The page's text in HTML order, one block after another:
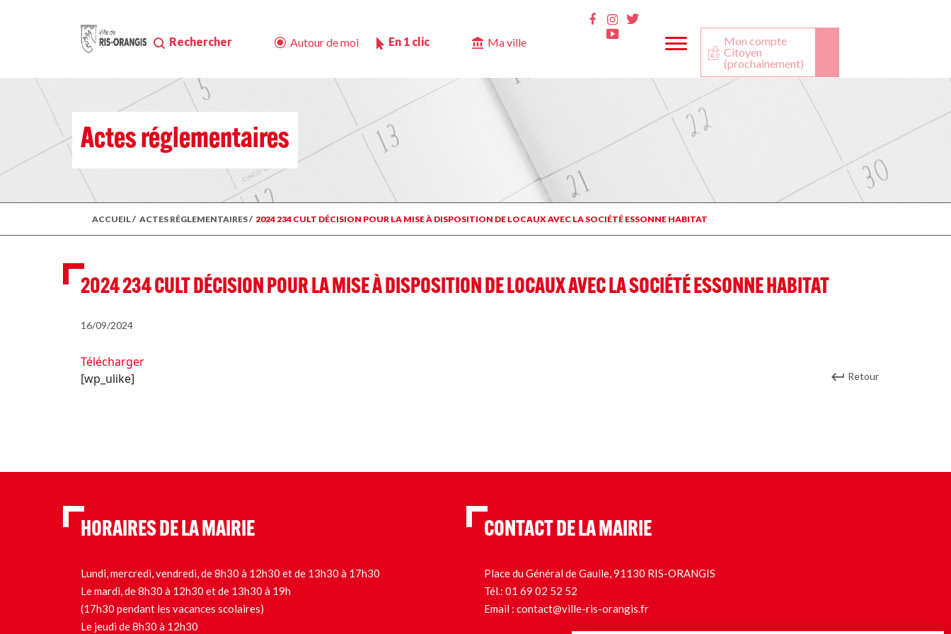
Rechercher Autour de moi En 1 clic Ma ville
Facebook
InstaTwitter
Youtube
Mon compte
Citoyen
(prochainement)
Actes réglementaires
ACCUEIL/ ACTES RÉGLEMENTAIRES/ 2024 234 CULT DÉCISION POUR LA MISE À DISPOSITION DE LOCAUX AVEC LA SOCIÉTÉ ESSONNE HABITAT
2024 234 CULT DÉCISION POUR LA MISE À DISPOSITION DE LOCAUX AVEC LA SOCIÉTÉ ESSONNE HABITAT
16/09/2024
Télécharger
[wp_ulike]
Retour
HORAIRES DE LA MAIRIE
Lundi, mercredi, vendredi, de 8h30 à 12h30 et de 13h30 à 17h30
Le mardi, de 8h30 à 12h30 et de 13h30 à 19h
(17h30 pendant les vacances scolaires)
Le jeudi de 8h30 à 12h30
CONTACT DE LA MAIRIE
Place du Général de Gaulle, 91130 RIS-ORANGIS
Tél.: 01 69 02 52 52
Email : contact@ville-ris-orangis.fr